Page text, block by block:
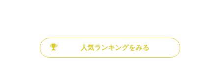
人気ランキングをみる